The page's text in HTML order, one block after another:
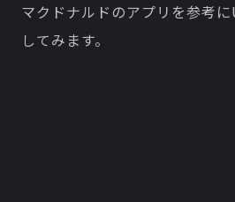
マクドナルドのアプリを参考
してみます。